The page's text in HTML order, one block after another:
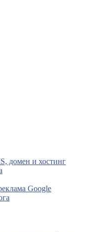
домен и хостинг
Google